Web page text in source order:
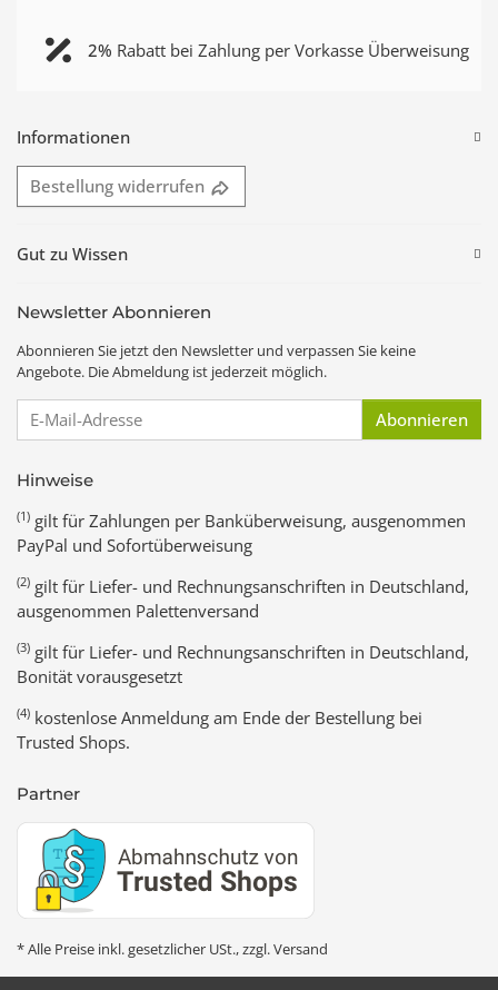
2% Rabatt bei Zahlung per Vorkasse Überweisung
Informationen
Bestellung widerrufen
Gut zu Wissen
Newsletter Abonnieren
Abonnieren Sie jetzt den Newsletter und verpassen Sie keine
Angebote. Die Abmeldung ist jederzeit möglich.
E-Mail-Adresse Abonnieren
Hinweise
(1) gilt für Zahlungen per Banküberweisung, ausgenommen
PayPal und Sofortüberweisung
(2) gilt für Liefer- und Rechnungsanschriften in Deutschland,
ausgenommen Palettenversand
(3) gilt für Liefer- und Rechnungsanschriften in Deutschland,
Bonität vorausgesetzt
(4) kostenlose Anmeldung am Ende der Bestellung bei
Trusted Shops.
Partner
* Alle Preise inkl. gesetzlicher USt., zzgl.Versand